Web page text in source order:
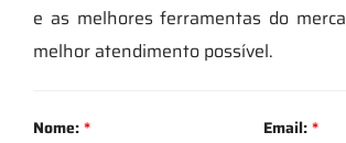
e as melhores ferramentas do
melhor atendimento possível.
Nome:* Email:*